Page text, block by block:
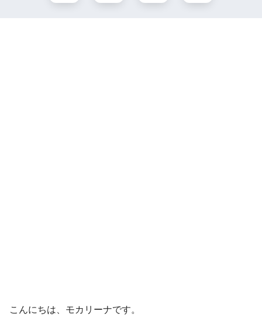
こんにちは、モカリーナです。